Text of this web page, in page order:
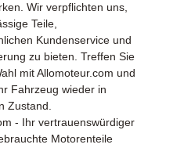
Wir verpflichten uns,
Teile,
Kundenservice und
zu bieten. Treffen Sie
mit Allomoteur.com und
Fahrzeug wieder in
Zustand.
- Ihr vertrauenswürdiger
Motorenteile